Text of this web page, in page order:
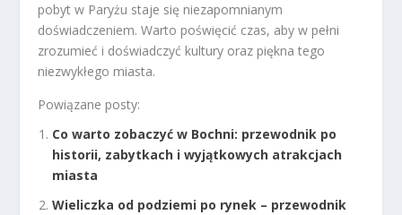
pobyt w Paryżu staje się niezapomnianym
doświadczeniem. Warto poświęcić czas, aby w pełni
zrozumieć i doświadczyć kultury oraz piękna tego
niezwykłego miasta.
Powiązane posty:
Co warto zobaczyć w Bochni: przewodnik po
historii, zabytkach i wyjątkowych atrakcjach
miasta
Wieliczka od podziemi po rynek – przewodnik